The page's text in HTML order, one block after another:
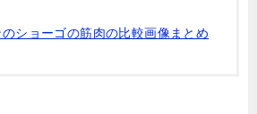
ショーゴの筋肉の比較画像まとめ